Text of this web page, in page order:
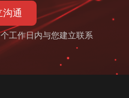
沟通
工作日内与您建立联系